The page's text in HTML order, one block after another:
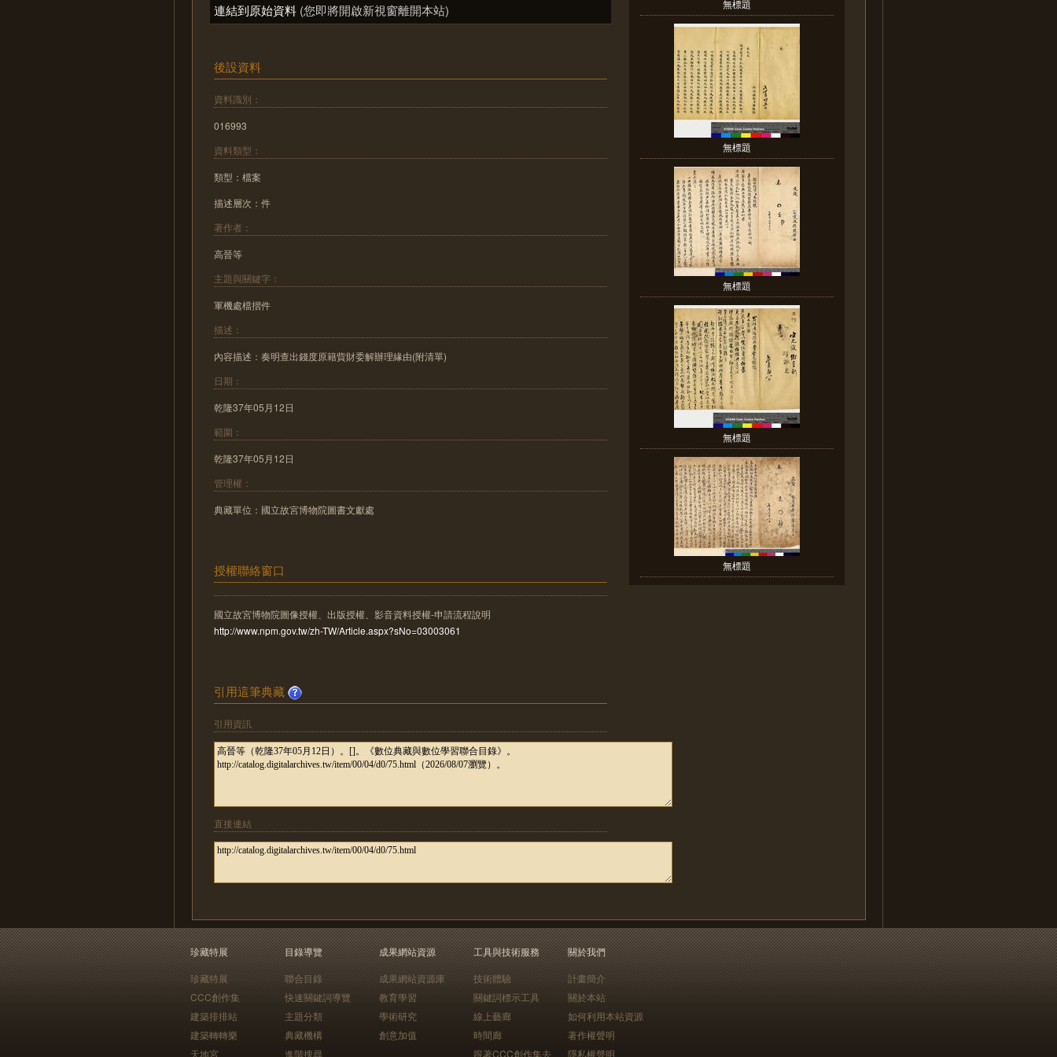
連結到原始資料 (您即將開啟新視窗離開本站)
後設資料
資料識別：
016993
資料類型：
類型：檔案
描述層次：件
著作者：
高晉等
主題與關鍵字：
軍機處檔摺件
描述：
內容描述：奏明查出錢度原籍貲財委解辦理緣由(附清單)
日期：
乾隆37年05月12日
範圍：
乾隆37年05月12日
管理權：
典藏單位：國立故宮博物院圖書文獻處
授權聯絡窗口
國立故宮博物院圖像授權、出版授權、影音資料授權-申請流程說明
http://www.npm.gov.tw/zh-TW/Article.aspx?sNo=03003061
引用這筆典藏
引用資訊
直接連結
無標題
無標題
無標題
無標題
無標題
珍藏特展
珍藏特展
CCC創作集
建築排排站
建築轉轉樂
天地宮
目錄導覽
聯合目錄
快速關鍵詞導覽
主題分類
典藏機構
進階搜尋
成果網站資源
成果網站資源庫
教育學習
學術研究
創意加值
工具與技術服務
技術體驗
關鍵詞標示工具
線上藝廊
時間廊
跟著CCC創作集去
關於我們
計畫簡介
關於本站
如何利用本站資源
著作權聲明
隱私權聲明